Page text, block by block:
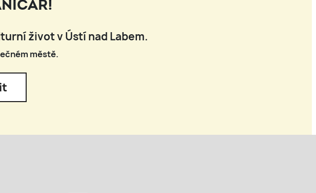
život v Ústí nad Labem.
městě.